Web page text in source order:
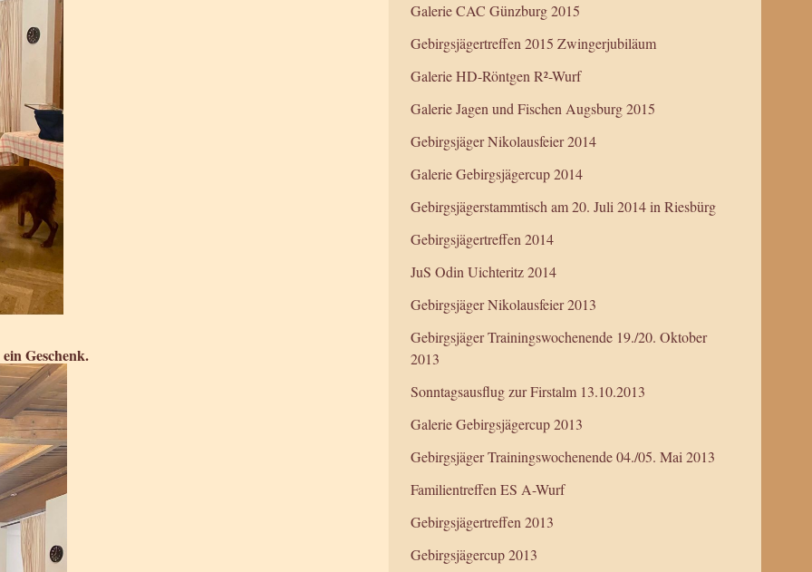
Geschenk.
Galerie CAC Günzburg 2015
Gebirgsjägertreffen 2015 Zwingerjubiläum
Galerie HD-Röntgen R²-Wurf
Galerie Jagen und Fischen Augsburg 2015
Gebirgsjäger Nikolausfeier 2014
Galerie Gebirgsjägercup 2014
Gebirgsjägerstammtisch am 20. Juli 2014 in Riesbürg
Gebirgsjägertreffen 2014
JuS Odin Uichteritz 2014
Gebirgsjäger Nikolausfeier 2013
Gebirgsjäger Trainingswochenende 19./20. Oktober
2013
Sonntagsausflug zur Firstalm 13.10.2013
Galerie Gebirgsjägercup 2013
Gebirgsjäger Trainingswochenende 04./05. Mai 2013
Familientreffen ES A-Wurf
Gebirgsjägertreffen 2013
Gebirgsjägercup 2013